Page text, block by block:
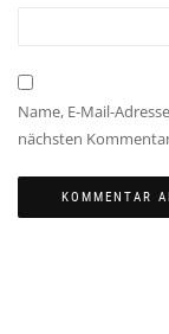
Name, E-Mail-
nächsten